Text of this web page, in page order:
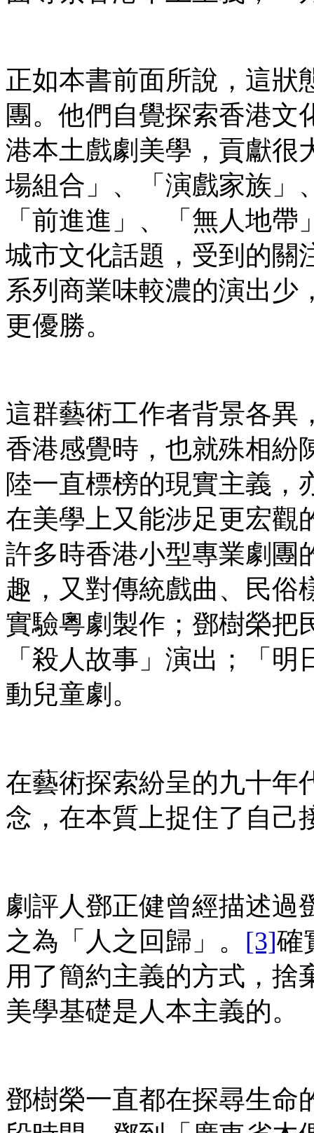
正如本書前面所說，這狀
團。他們自覺探索香港文
港本土戲劇美學，貢獻很
場組合」、「演戲家族」
「前進進」、「無人地
城市文化話題，受到的關
系列商業味較濃的演出少
更優勝。
這群藝術工作者背景各異
香港感覺時，也就殊相紛
陸一直標榜的現實主義，
在美學上又能涉足更宏觀
許多時香港小型專業劇團
趣，又對傳統戲曲、民俗
實驗粵劇製作；鄧樹榮把
「殺人故事」演出；「
動兒童劇。
在藝術探索紛呈的九十年
念，在本質上捉住了自己
劇評人鄧正健曾經描述過
之為「人之回歸」。 [3]確
用了簡約主義的方式，捨
美學基礎是人本主義的。
鄧樹榮一直都在探尋生命